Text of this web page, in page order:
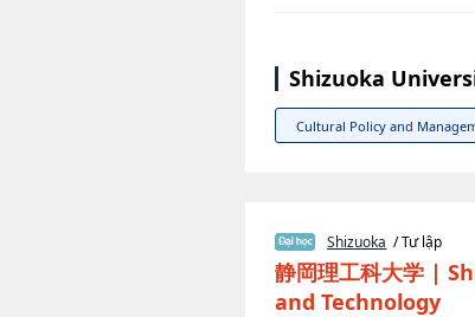
Shizuoka
Cultural Policy and
Shizuoka / Tư lập
静岡理工科大学 |
and Technology